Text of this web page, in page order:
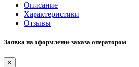
Описание
Характеристики
Отзывы
Заявка на оформление заказа оператором
×